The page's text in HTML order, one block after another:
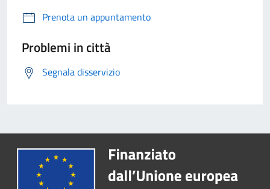
Prenota un appuntamento
Problemi in città
Segnala disservizio